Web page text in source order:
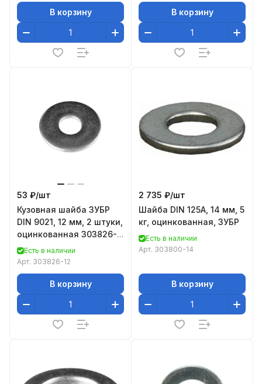
В корзину В корзину
53 ₽/шт
Кузовная шайба ЗУБР
DIN 9021, 12 мм, 2 штуки,
оцинкованная 303826-
12Есть в наличии
Арт. 303826-12
В корзину
2 735 ₽/шт
Шайба DIN 125A, 14 мм, 5
кг, оцинкованная, ЗУБР
Есть в наличии
Арт. 303800-14
В корзину